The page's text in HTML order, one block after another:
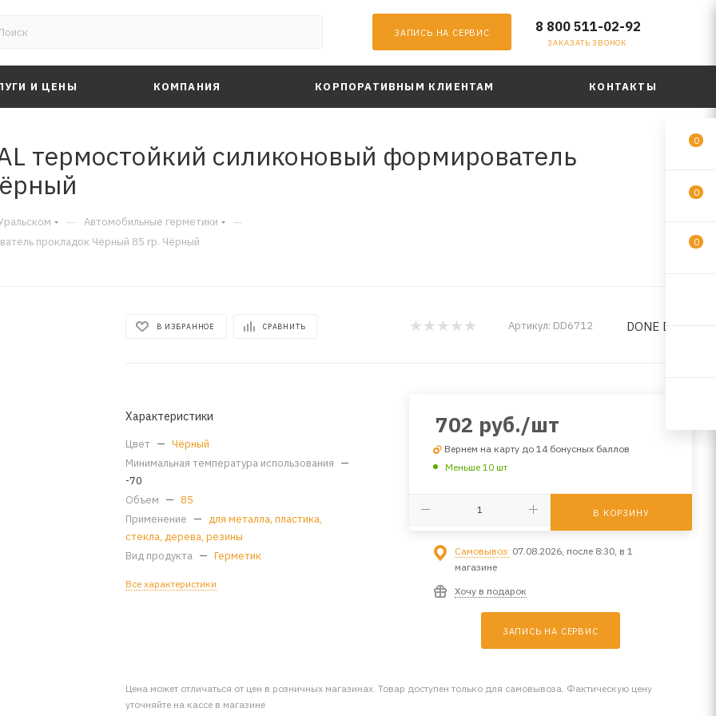
ЗАПИСЬ НА СЕРВИС 8 800 511-02-92
ЗАКАЗАТЬ ЗВОНОК
И ЦЕНЫ КОМПАНИЯ КОРПОРАТИВНЫМ КЛИЕНТАМ КОНТАКТЫ
термостойкий силиконовый формирователь
— Автомобильные герметики —
прокладок Чёрный 85 гр. Чёрный
В ИЗБРАННОЕ СРАВНИТЬ Артикул: DD6712 DONE DEAL
Характеристики
Цвет — Чёрный
Минимальная температура использования —
-70
Объем — 85
Применение — для металла, пластика,
стекла, дерева, резины
Вид продукта — Герметик
Все характеристики
702 руб./шт
Вернем на карту до 14 бонусных баллов
Меньше 10 шт
В КОРЗИНУ
Самовывоз: 07.08.2026, после 8:30, в 1
магазине
Хочу в подарок
ЗАПИСЬ НА СЕРВИС
Цена может отличаться от цен в розничных магазинах. Товар доступен только для самовывоза. Фактическую цену
уточняйте на кассе в магазине
0
0
0